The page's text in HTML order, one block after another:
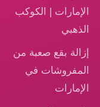
الإمارات | الكوكب
الذهبي
إزالة بقع صعبة من
المفروشات في
الإمارات